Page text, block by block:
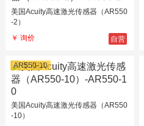
美国Acuity高速激光传感器（AR550
-2）
￥ 询价
自营
美国Acuity高速激光传感器（AR550
-10）
AR550-10